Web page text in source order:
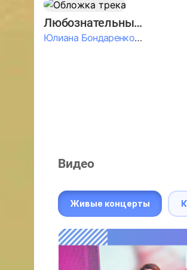
Любознательные Дети
Юлиана Бондаренко & Амелия Колпакова & Егор Егоров & Валерия Шевченко & Ксюша Косичкина
Видео
Живые концерты